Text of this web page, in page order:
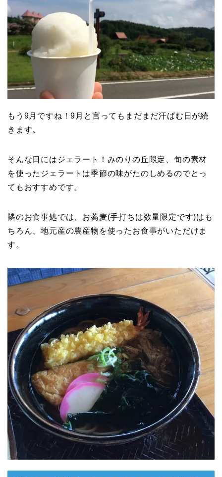
もう9月ですね！9月と言ってもまだまだ汗ばむ日が続
きます。
そんな日にはジェラート！みのりの丘限定、旬の素材
を使ったジェラートは季節の味がたのしめるのでとっ
てもおすすめです。
隣のお食事処では、お蕎麦(手打ちは数量限定です)はも
ちろん、地元産の農産物を使ったお食事がいただけま
す。